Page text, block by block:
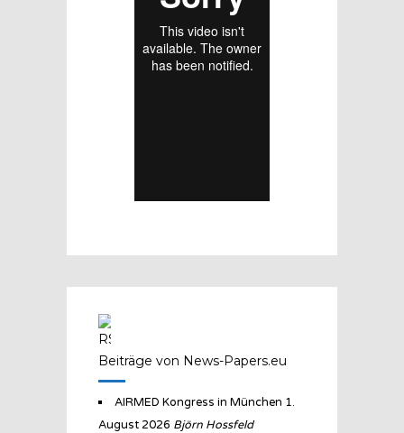
Beiträge von News-Papers.eu
AIRMED Kongress in München 1.
August 2026 Björn Hossfeld